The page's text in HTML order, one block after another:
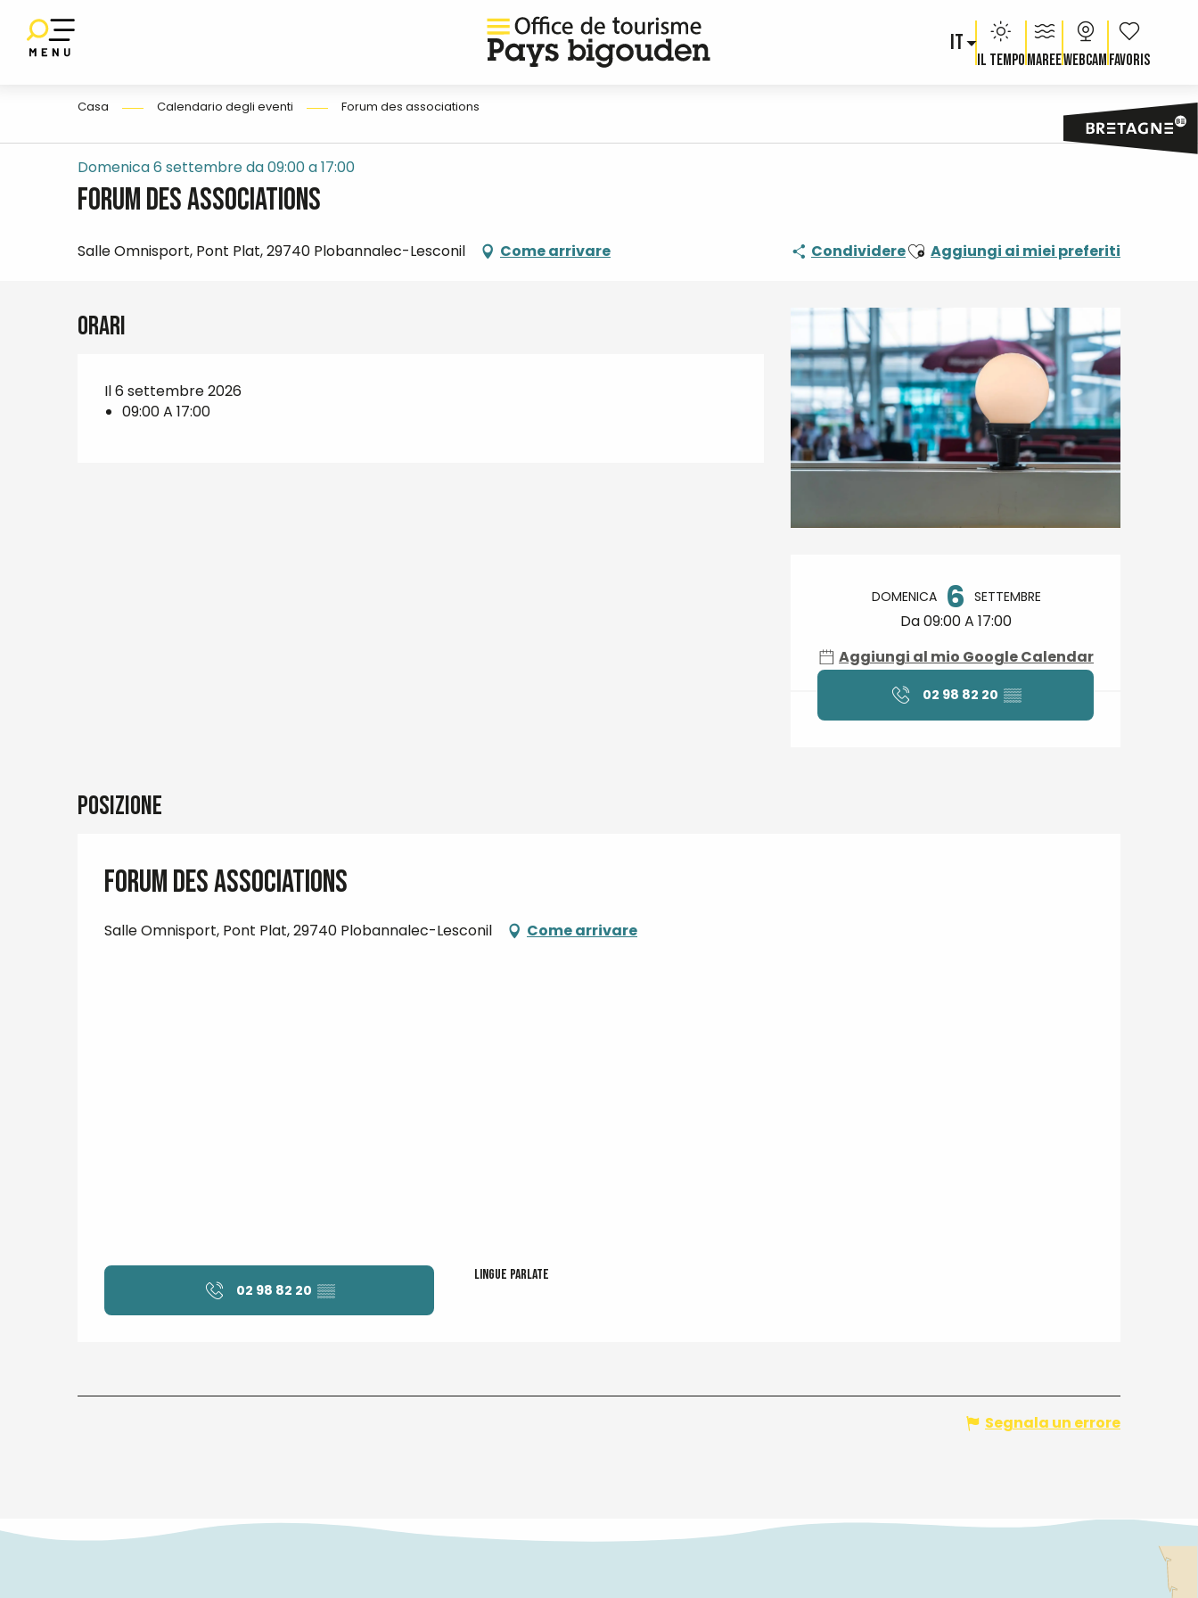
contenu
IT
Il tempoMareeWebcam Voir les
Casa Calendario degli eventi Forum des associations
Domenica 6 settembre da 09:00 a 17:00
Forum des associations
Salle Omnisport, Pont Plat, 29740 Plobannalec-Lesconil Come arrivare CondividereAjouter aux favoris
Aggiungi ai miei preferiti
Orari e contatti
DOMENICA 6 SETTEMBRE
Da 09:00 A 17:00
Aggiungi al mio Google Calendar
02 98 82 20 ▒▒
Orari
Il 6 settembre 2026
09:00 A 17:00
Posizione
Forum des associations
Salle Omnisport, Pont Plat, 29740 Plobannalec-Lesconil Come arrivare
02 98 82 20 ▒▒
Lingue parlate
Lingue parlate
Segnala un errore